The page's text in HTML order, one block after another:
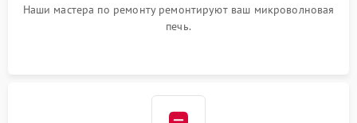
Наши мастера по ремонту ремонтируют ваш микроволновая
печь.